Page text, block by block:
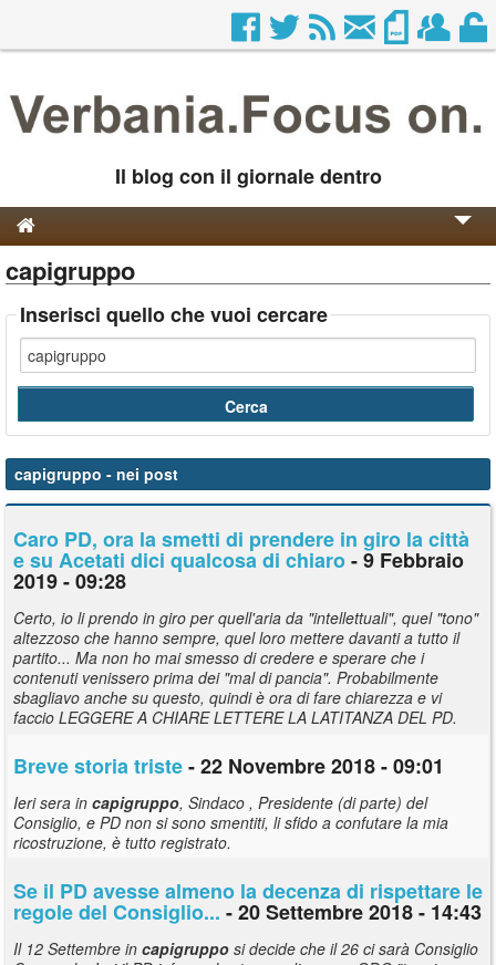
Il blog con il giornale dentro
Genesi e Storia
Contatti
capigruppo
Inserisci quello che vuoi cercare
capigruppo - nei post
Caro PD, ora la smetti di prendere in giro la città
e su Acetati dici qualcosa di chiaro- 9 Febbraio
2019 - 09:28
Certo, io li prendo in giro per quell'aria da "intellettuali", quel "tono"
altezzoso che hanno sempre, quel loro mettere davanti a tutto il
partito... Ma non ho mai smesso di credere e sperare che i
contenuti venissero prima dei "mal di pancia". Probabilmente
sbagliavo anche su questo, quindi è ora di fare chiarezza e vi
faccio LEGGERE A CHIARE LETTERE LA LATITANZA DEL PD.
Breve storia triste- 22 Novembre 2018 - 09:01
Ieri sera in capigruppo, Sindaco , Presidente (di parte) del
Consiglio, e PD non si sono smentiti, li sfido a confutare la mia
ricostruzione, è tutto registrato.
Se il PD avesse almeno la decenza di rispettare le
regole del Consiglio... - 20 Settembre 2018 - 14:43
Il 12 Settembre in capigruppo si decide che il 26 ci sarà Consiglio